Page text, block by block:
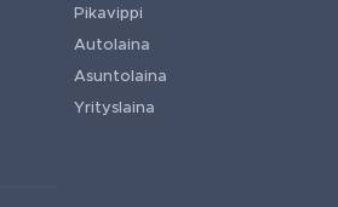
Pikavippi
Autolaina
Asuntolaina
Yrityslaina